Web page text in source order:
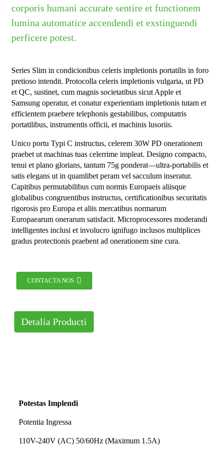
corporis humani accurate sentire et functionem
lumina automatice accendendi et exstinguendi
perficere potest.
Series Slim in condicionibus celeris impletionis portatilis in foro
pretioso intendit. Protocolla celeris impletionis vulgaria, ut PD
et QC, sustinet, cum magnis societatibus sicut Apple et
Samsung operatur, et conatur experientiam impletionis tutam et
efficientem praebere telephonis gestabilibus, computatris
portatilibus, instrumentis officii, et machinis lusoriis.
Unico portu Typi C instructus, celerem 30W PD onerationem
praebet ut machinas tuas celerrime impleat. Designo compacto,
tenui et plano glorians, tantum 75g ponderat—ultra-portabilis et
satis elegans ut in quamlibet peram vel sacculum inseratur.
Capitibus permutabilibus cum normis Europaeis aliisque
globalibus congruentibus instructus, certificationibus securitatis
rigorosis pro Europa et aliis mercatibus normarum
Europaearum onerarum satisfacit. Microprocessores moderandi
intelligentes inclusi et involucro ignifugo inclusos multiplices
gradus protectionis praebent ad onerationem sine cura.
CONTACTA NOS
Detalia Producti
Potestas Implendi
Potentia Ingressa
110V-240V (AC) 50/60Hz (Maximum 1.5A)